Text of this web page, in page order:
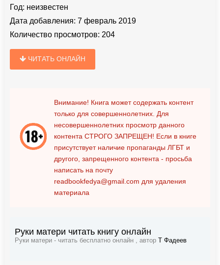
Год: неизвестен
Дата добавления: 7 февраль 2019
Количество просмотров: 204
ЧИТАТЬ ОНЛАЙН
Внимание! Книга может содержать контент
только для совершеннолетних. Для
несовершеннолетних просмотр данного
контента СТРОГО ЗАПРЕЩЕН! Если в книге
присутствует наличие пропаганды ЛГБТ и
другого, запрещенного контента - просьба
написать на почту
readbookfedya@gmail.com для удаления
материала
Руки матери читать книгу онлайн
Руки матери - читать бесплатно онлайн , автор Т Фадеев